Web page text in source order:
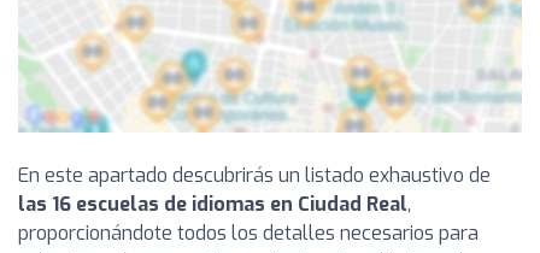
En este apartado descubrirás un listado exhaustivo de
las 16 escuelas de idiomas en Ciudad Real,
proporcionándote todos los detalles necesarios para